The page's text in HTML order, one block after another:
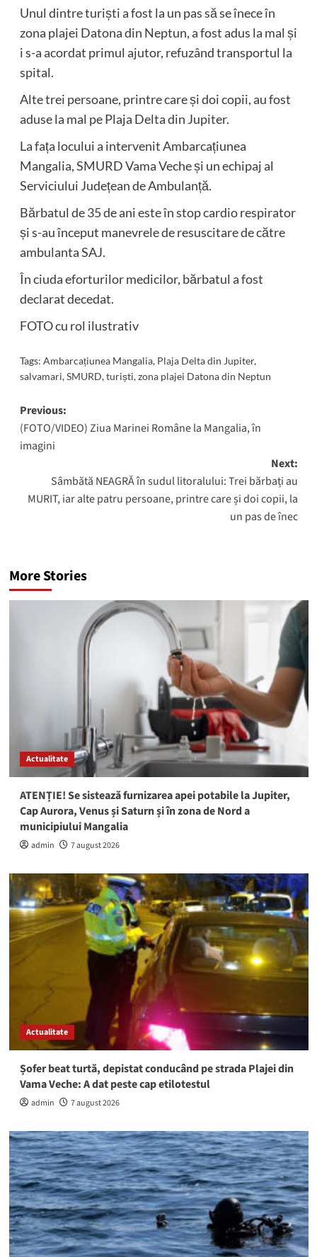
Unul dintre turiști a fost la un pas să se înece în
zona plajei Datona din Neptun, a fost adus la mal și
i s-a acordat primul ajutor, refuzând transportul la
spital.
Alte trei persoane, printre care și doi copii, au fost
aduse la mal pe Plaja Delta din Jupiter.
La fața locului a intervenit Ambarcațiunea
Mangalia, SMURD Vama Veche și un echipaj al
Serviciului Județean de Ambulanță.
Bărbatul de 35 de ani este în stop cardio respirator
și s-au început manevrele de resuscitare de către
ambulanta SAJ.
În ciuda eforturilor medicilor, bărbatul a fost
declarat decedat.
FOTO cu rol ilustrativ
Tags: Ambarcațiunea Mangalia, Plaja Delta din Jupiter,
salvamari,SMURD,turiști,zona plajei Datona din Neptun
Post
navigation
Previous:
(FOTO/VIDEO) Ziua Marinei Române la Mangalia, în
imagini
Next:
Sâmbătă NEAGRĂ în sudul litoralului: Trei bărbați au
MURIT, iar alte patru persoane, printre care și doi copii, la
un pas de înec
More Stories
Actualitate
ATENȚIE! Se sistează furnizarea apei potabile la Jupiter,
Cap Aurora, Venus și Saturn și în zona de Nord a
municipiului Mangalia
admin 7 august 2026
Actualitate
Șofer beat turtă, depistat conducând pe strada Plajei din
Vama Veche: A dat peste cap etilotestul
admin 7 august 2026